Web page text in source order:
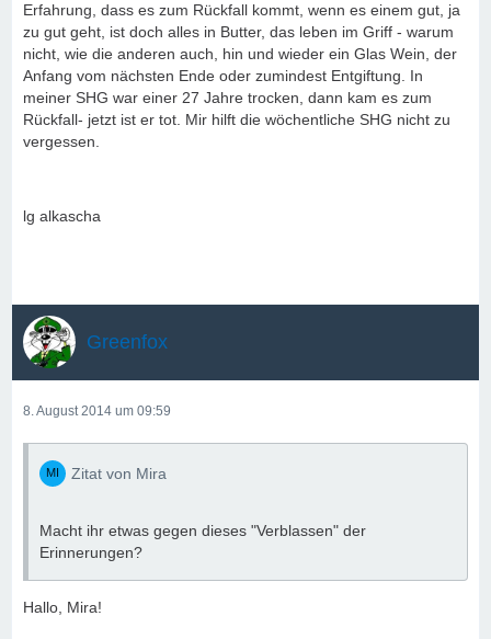
Erfahrung, dass es zum Rückfall kommt, wenn es einem gut, ja
zu gut geht, ist doch alles in Butter, das leben im Griff - warum
nicht, wie die anderen auch, hin und wieder ein Glas Wein, der
Anfang vom nächsten Ende oder zumindest Entgiftung. In
meiner SHG war einer 27 Jahre trocken, dann kam es zum
Rückfall- jetzt ist er tot. Mir hilft die wöchentliche SHG nicht zu
vergessen.
lg alkascha
Greenfox
8. August 2014 um 09:59
Zitat von Mira
Macht ihr etwas gegen dieses "Verblassen" der
Erinnerungen?
Hallo, Mira!